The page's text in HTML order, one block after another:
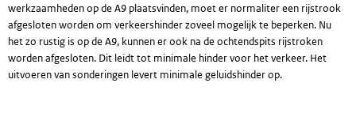
werkzaamheden op de A9 plaatsvinden, moet er normaliter een rijstrook
afgesloten worden om verkeershinder zoveel mogelijk te beperken. Nu
het zo rustig is op de A9, kunnen er ook na de ochtendspits rijstroken
worden afgesloten. Dit leidt tot minimale hinder voor het verkeer. Het
uitvoeren van sonderingen levert minimale geluidshinder op.